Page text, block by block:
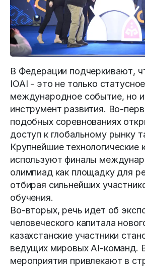
В Федерации подчеркивают,
IOAI - это не только статусное
международное событие, но и
инструмент развития. Во-
подобных соревнованиях
доступ к глобальному рынку
Крупнейшие технологические
используют финалы
олимпиад как площадку для
отбирая сильнейших
обучения.
Во-вторых, речь идет об
человеческого капитала
казахстанские участники
ведущих мировых AI-команд.
мероприятия привлекают в